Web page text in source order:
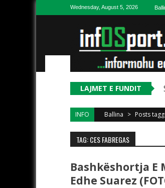
Skip to contentWednesday, August 5, 2026
LAJMET E FUNDIT
INFO Ballina > Posts
TAG: CES FABREGAS
Bashkëshortja E
Edhe Suarez